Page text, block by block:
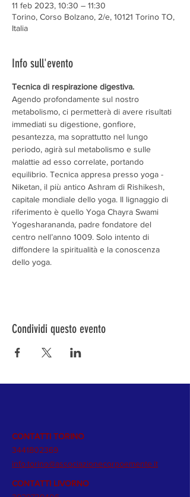
11 feb 2023, 10:30 – 11:30
Torino, Corso Bolzano, 2/e, 10121 Torino TO,
Italia
Info sull'evento
Tecnica di respirazione digestiva.
Agendo profondamente sul nostro
metabolismo, ci permetterà di avere risultati
immediati su digestione, gonfiore,
pesantezza, ma soprattutto nel lungo
periodo, agirà sul metabolismo e sulle
malattie ad esso correlate, portando
equilibrio. Tecnica appresa presso yoga -
Niketan, il più antico Ashram di Rishikesh,
capitale mondiale dello yoga. Il lignaggio di
riferimento è quello Yoga Chayra Swami
Yogesharananda, padre fondatore del
centro nell’anno 1009. Solo intento di
diffondere la spiritualità e la conoscenza
dello yoga.
Condividi questo evento
CONTATTI TORINO
3441802369
info.torino@associazionecorpoemente.it
CONTATTI LIVORNO